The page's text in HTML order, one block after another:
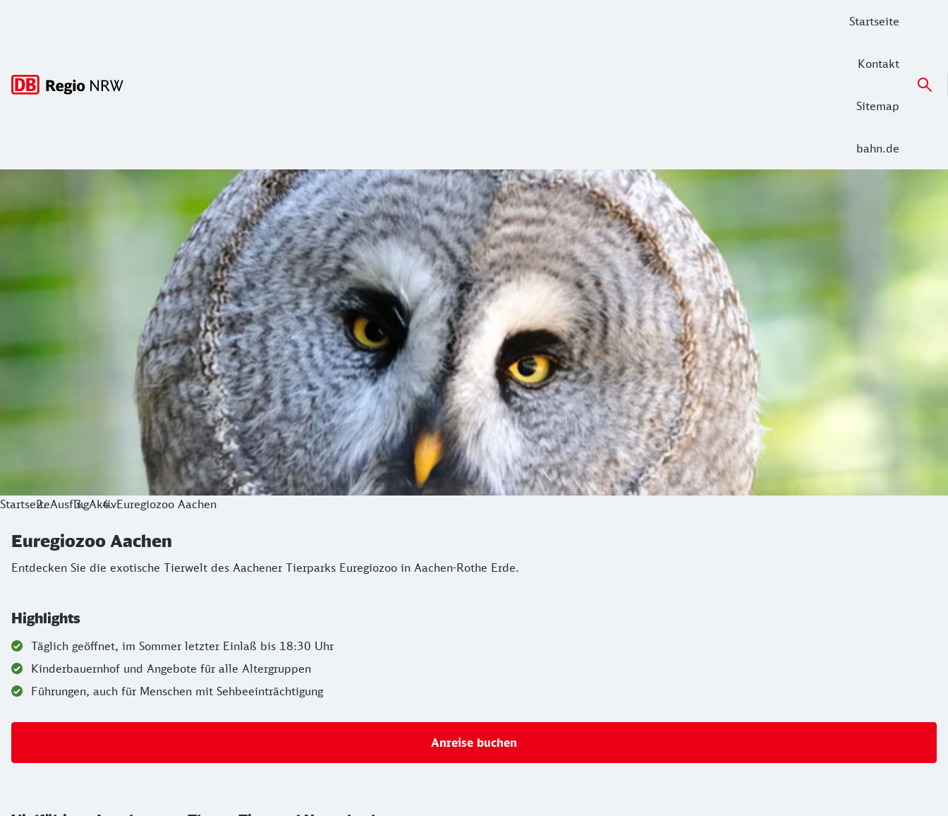
Startseite
Kontakt
Sitemap
bahn.de
Euregiozoo Aachen
Entdecken Sie die exotische Tierwelt des Aachener Tierparks Euregiozoo in Aachen-Rothe Erde.
StartseiteAusflugAktivEuregiozoo Aachen
Euregiozoo Aachen
Entdecken Sie die exotische Tierwelt des Aachener Tierparks Euregiozoo in Aachen-Rothe Erde.
Highlights
Täglich geöffnet, im Sommer letzter Einlaß bis 18:30 Uhr
Kinderbauernhof und Angebote für alle Altergruppen
Führungen, auch für Menschen mit Sehbeeinträchtigung
Anreise buchen